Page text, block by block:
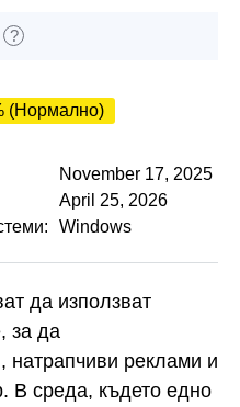
?
(Нормално)
November 17, 2025
April 25, 2026
Windows
да използват
за да
натрапчиви реклами и
В среда, където едно